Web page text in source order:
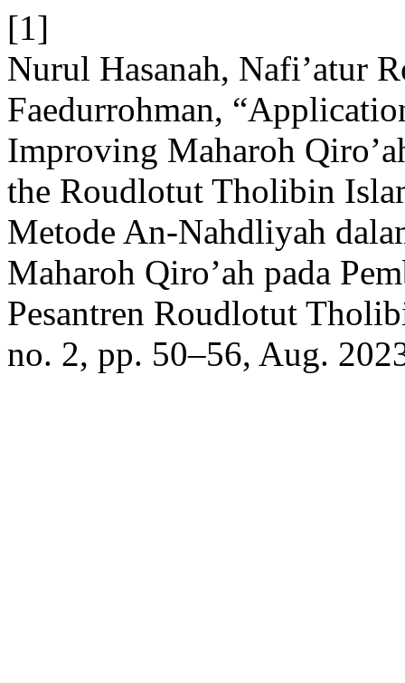
[1]
Nurul Hasanah, Nafi’atur
Faedurrohman,
Improving Maharoh
the Roudlotut Tholibin
Metode An-Nahdliyah
Maharoh Qiro’ah pada
Pesantren Roudlotut
no. 2, pp. 50–56, Aug.